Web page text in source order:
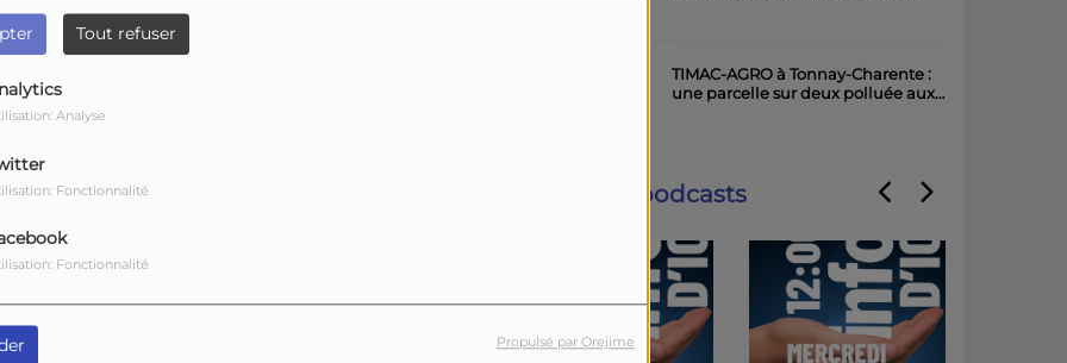
Tout refuser
Analyse
Fonctionnalité
Fonctionnalité
Propulsé par Orejime
TIMAC-AGRO à Tonnay-Charente :
une parcelle sur deux polluée aux
Derniers podcasts